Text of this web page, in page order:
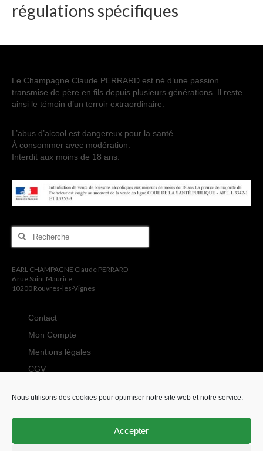
Nous utilisons des cookies pour optimiser notre site web et notre service.
Accepter
régulations spécifiques
Le Champagne Claude PERRARD est né d’une passion
transmise de père en fils depuis plusieurs générations. Il reste
ainsi le témoin d’un terroir extraordinaire.
L’abus d’alcool est dangereux pour la santé.
À consommer avec modération.
Interdit aux moins de 18 ans.
Rechercher
EARL CHAMPAGNE Claude PERRARD
6 rue Saint Maurice,
10200 Rouvres-les-Vignes
Contact
Mon Compte
Mentions légales
CGV
confidentialité
© 2026 CHAMPAGNE Claude Perrard